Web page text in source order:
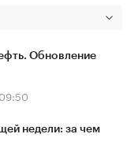
Обновление
недели: за чем